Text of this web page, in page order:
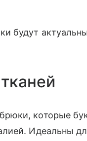
будут
которые
Идеальны